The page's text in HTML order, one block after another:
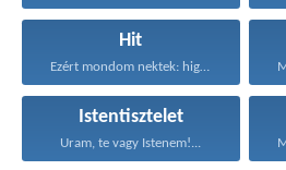
Hit
Ezért mondom nektek: higgyétek...
Istentisztelet
Uram, te vagy Istenem!...